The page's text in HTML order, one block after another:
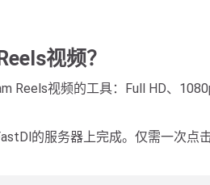
视频？
Reels视频的工具：Full HD、
的服务器上完成。仅需一次点